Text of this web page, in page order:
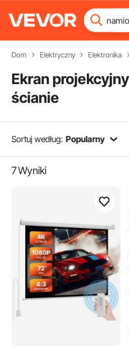
Dom Elektryczny Elektronika
Ekran
ścianie
Sortuj według: Popularny
7Wyniki